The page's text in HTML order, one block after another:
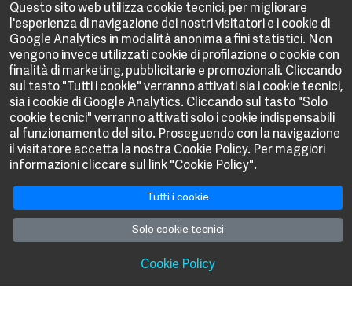
SECURITY
PETER CHELSOM
THE BURNT ORANGE
HERESY
GIUSEPPE CAPOTONDI
Questo sito web utilizza cookie tecnici, per migliorare
l'esperienza di navigazione dei nostri visitatori e i cookie di
Google Analytics in modalità anonima a fini statistici. Non
vengono invece utilizzati cookie di profilazione o cookie con
finalità di marketing, pubblicitarie e promozionali. Cliccando
sul tasto "Tutti i cookie" verranno attivati sia i cookie tecnici,
sia i cookie di Google Analytics. Cliccando sul tasto "Solo
cookie tecnici" verranno attivati solo i cookie indispensabili
al funzionamento del sito. Proseguendo con la navigazione
il visitatore accetta la nostra Cookie Policy. Per maggiori
informazioni cliccare sul link "Cookie Policy".
Cookie Policy
Solo cookie tecnici
Tutti i cookie